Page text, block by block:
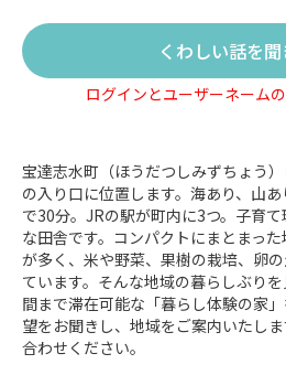
くわしい話を
ログインとユーザーネームの
宝達志水町（ほうだつしみずちょう
の入り口に位置します。海あり、山
で30分。JRの駅が町内に3つ。子育
な田舎です。コンパクトにまとまっ
が多く、米や野菜、果樹の栽培、卵
ています。そんな地域の暮らしぶり
間まで滞在可能な「暮らし体験の家
望をお聞きし、地域をご案内いたし
合わせください。